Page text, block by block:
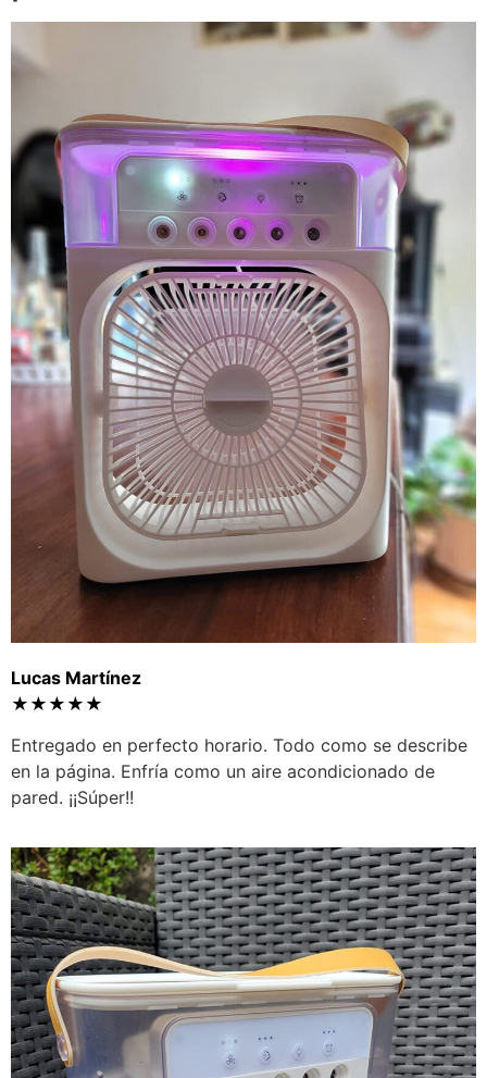
Lucas Martínez
★★★★★
Entregado en perfecto horario. Todo como se describe
en la página. Enfría como un aire acondicionado de
pared. ¡¡Súper!!